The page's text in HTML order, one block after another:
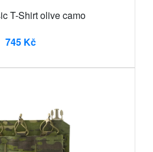
T-Shirt olive camo
745 Kč